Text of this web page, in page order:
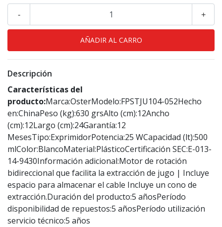
+
-
Descripción
Características del
producto:Marca:OsterModelo:FPSTJU104-052Hecho
en:ChinaPeso (kg):630 grsAlto (cm):12Ancho
(cm):12Largo (cm):24Garantía:12
MesesTipo:ExprimidorPotencia:25 WCapacidad (lt):500
mlColor:BlancoMaterial:PlásticoCertificación SEC:E-013-
14-9430Información adicional:Motor de rotación
bidireccional que facilita la extracción de jugo | Incluye
espacio para almacenar el cable Incluye un cono de
extracción.Duración del producto:5 añosPeríodo
disponibilidad de repuestos:5 añosPeríodo utilización
servicio técnico:5 años